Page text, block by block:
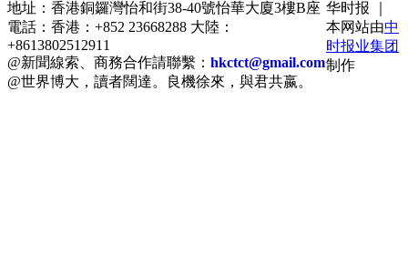
地址：香港銅鑼灣怡和街38-40號怡華大廈3樓B座
電話：香港：+852 23668288 大陸：
+8613802512911
@新聞線索、商務合作請聯繫： hkctct@gmail.com
@世界博大，讀者闊達。良機徐來，與君共嬴。
华时报 ｜
本网站由中
时报业集团
制作